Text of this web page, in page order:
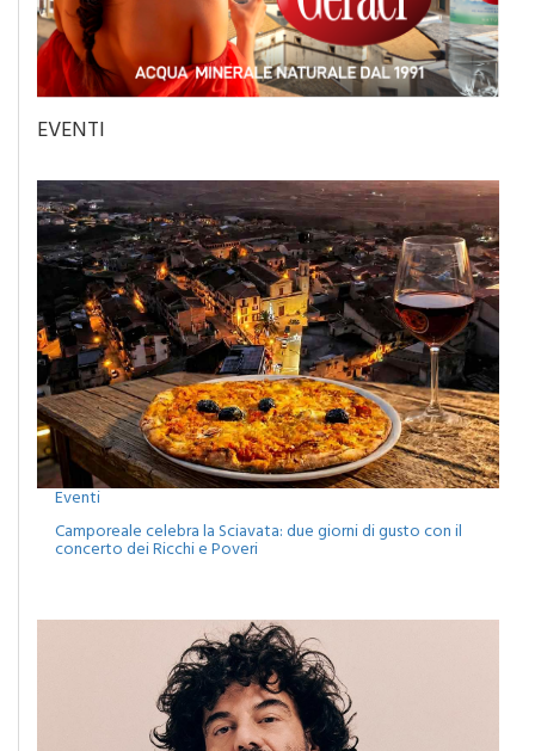
EVENTI
Eventi
Camporeale celebra la Sciavata: due giorni di gusto con il
concerto dei Ricchi e Poveri